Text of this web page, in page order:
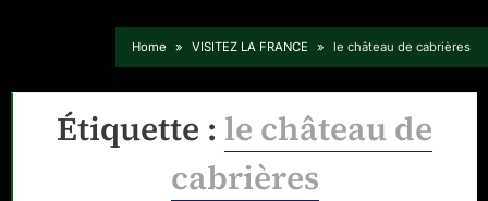
Home VISITEZ LA FRANCE le château de cabrières
Étiquette : le château de
cabrières